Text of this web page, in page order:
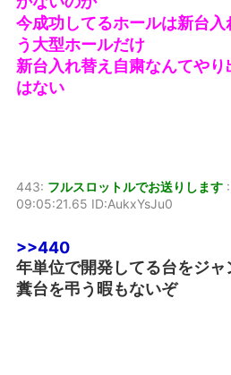
今成功してるホールは新台
う大型ホールだけ
新台入れ替え自粛なんてや
はない
443: フルスロットルでお送りします :
09:05:21.65 ID:AukxYsJu0
>>440
年単位で開発してる台をジ
糞台を弔う暇もないぞ